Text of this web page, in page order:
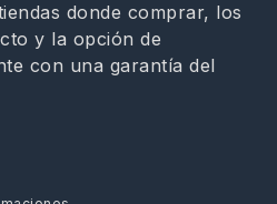
donde comprar, los
y la opción de
con una garantía del